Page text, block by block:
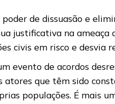
de dissuasão e
justificativa na
civis em risco e desvia
evento de acordos
atores que têm sido
populações. É mais